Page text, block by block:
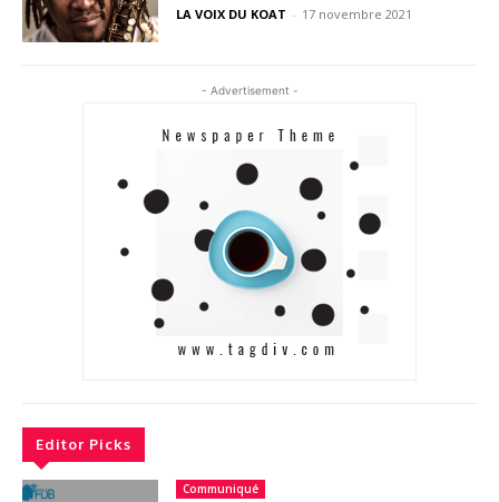
LA VOIX DU KOAT - 17 novembre 2021
- Advertisement -
Editor Picks
Communiqué